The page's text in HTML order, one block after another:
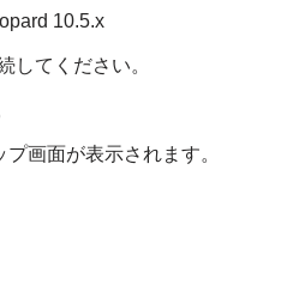
10.5.x
してください。
画面が表示されます。